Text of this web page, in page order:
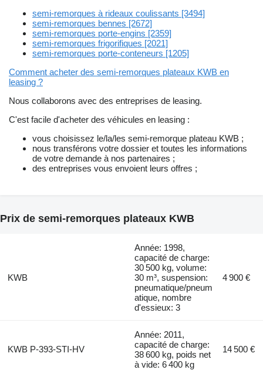
semi-remorques à rideaux coulissants [3494]
semi-remorques bennes [2672]
semi-remorques porte-engins [2359]
semi-remorques frigorifiques [2021]
semi-remorques porte-conteneurs [1205]
Comment acheter des semi-remorques plateaux KWB en
leasing ?
Nous collaborons avec des entreprises de leasing.
C'est facile d'acheter des véhicules en leasing :
vous choisissez le/la/les semi-remorque plateau KWB ;
nous transférons votre dossier et toutes les informations
de votre demande à nos partenaires ;
des entreprises vous envoient leurs offres ;
Prix de semi-remorques plateaux KWB
KWB
Année: 1998,
capacité de charge:
30 500 kg, volume:
30 m³, suspension:
pneumatique/pneum
atique, nombre
d'essieux: 3
4 900 €
KWB P-393-STI-HV
Année: 2011,
capacité de charge:
38 600 kg, poids net
à vide: 6 400 kg
14 500 €